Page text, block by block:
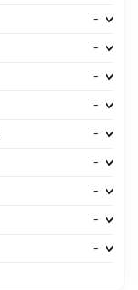
-
-
-
-
-
-
-
-
-